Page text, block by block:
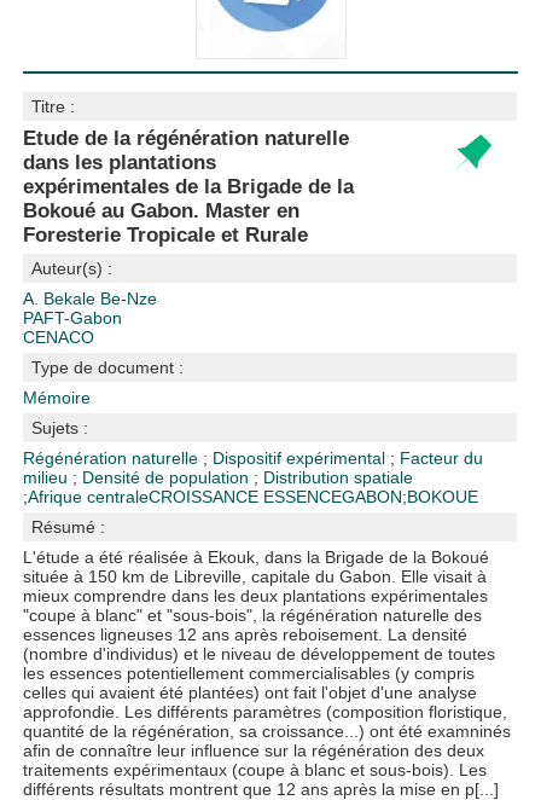
Titre :
Etude de la régénération naturelle
dans les plantations
expérimentales de la Brigade de la
Bokoué au Gabon. Master en
Foresterie Tropicale et Rurale
Auteur(s) :
A. Bekale Be-Nze
PAFT-Gabon
CENACO
Type de document :
Mémoire
Sujets :
Régénération naturelle ; Dispositif expérimental ; Facteur du
milieu ; Densité de population ; Distribution spatiale
;Afrique centraleCROISSANCE ESSENCEGABON;BOKOUE
Résumé :
L'étude a été réalisée à Ekouk, dans la Brigade de la Bokoué
située à 150 km de Libreville, capitale du Gabon. Elle visait à
mieux comprendre dans les deux plantations expérimentales
"coupe à blanc" et "sous-bois", la régénération naturelle des
essences ligneuses 12 ans après reboisement. La densité
(nombre d'individus) et le niveau de développement de toutes
les essences potentiellement commercialisables (y compris
celles qui avaient été plantées) ont fait l'objet d'une analyse
approfondie. Les différents paramètres (composition floristique,
quantité de la régénération, sa croissance...) ont été examninés
afin de connaître leur influence sur la régénération des deux
traitements expérimentaux (coupe à blanc et sous-bois). Les
différents résultats montrent que 12 ans après la mise en p[...]